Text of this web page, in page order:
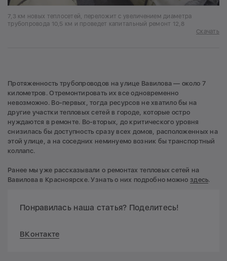
7,3 км новых теплосетей, переложит с увеличением диаметра
трубопровода 10,5 км и проведет капитальный ремонт 12,8
Скачать
Протяженность трубопроводов на улице Вавилова — около 7
километров. Отремонтировать их все одновременно
невозможно. Во-первых, тогда ресурсов не хватило бы на
другие участки тепловых сетей в городе, которые остро
нуждаются в ремонте. Во-вторых, до критического уровня
снизилась бы доступность сразу всех домов, расположенных на
этой улице, а на соседних неминуемо возник бы транспортный
коллапс.
Ранее мы уже рассказывали о ремонтах тепловых сетей на
Вавилова в Красноярске. Узнать о них подробно можноздесь.
Понравилась наша статья? Поделитесь!
ВКонтакте